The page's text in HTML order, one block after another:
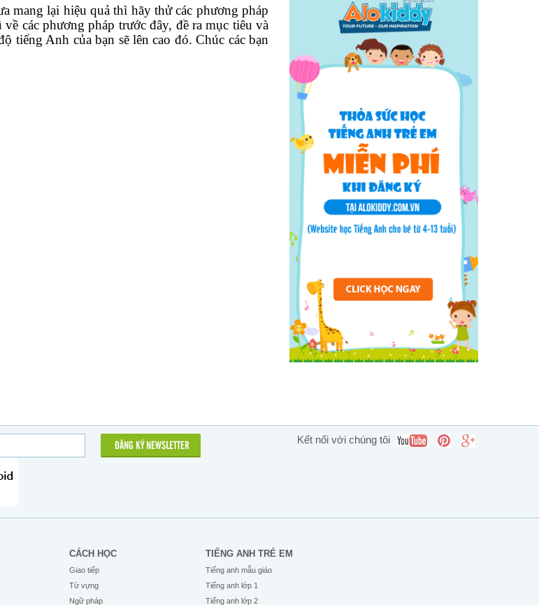
mang lại hiệu quả thì hãy thử các phương pháp
các phương pháp trước đây, đề ra mục tiêu và
tiếng Anh của bạn sẽ lên cao đó. Chúc các bạn
ĐĂNG KÝ NEWSLETTER
Kết nối với chúng tôi
CÁCH HỌC
Giao tiếp
Từ vựng
Ngữ pháp
TIẾNG ANH TRẺ EM
Tiếng anh mẫu giáo
Tiếng anh lớp 1
Tiếng anh lớp 2